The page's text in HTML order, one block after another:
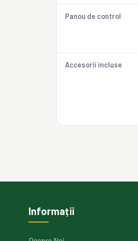
Panou de control
Accesorii incluse
Informații